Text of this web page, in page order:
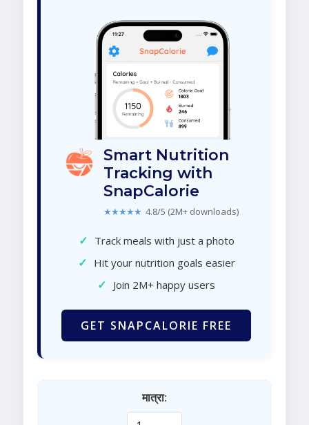
Smart Nutrition
Tracking with
SnapCalorie
★★★★★ 4.8/5 (2M+ downloads)
✓ Track meals with just a photo
✓ Hit your nutrition goals easier
✓ Join 2M+ happy users
GET SNAPCALORIE FREE
मात्रा: